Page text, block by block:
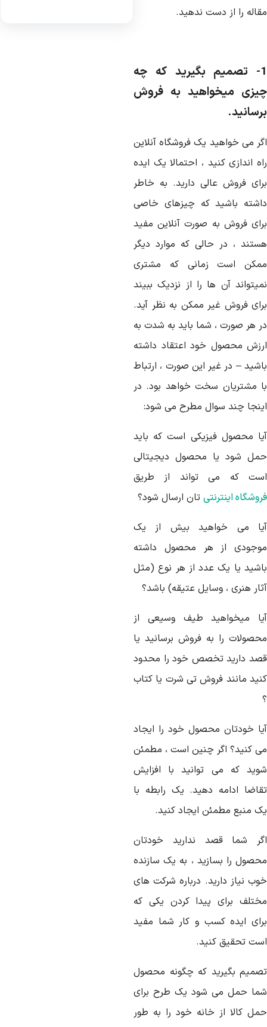
را از دست ندهید.
1- تصمیم بگیرید که چه
میخواهید به فروش
می خواهید یک فروشگاه آنلاین
اندازی کنید ، احتمالا یک ایده
فروش عالی دارید. به خاطر
باشید که چیزهای خاصی
فروش به صورت آنلاین مفید
، در حالی که موارد دیگر
است زمانی که مشتری
آن ها را از نزدیک ببیند
فروش غیر ممکن به نظر آید.
هر صورت ، شما باید به شدت به
محصول خود اعتقاد داشته
– در غیر این صورت ، ارتباط
مشتریان سخت خواهد بود. در
چند سوال مطرح می شود:
محصول فیزیکی است که باید
شود یا محصول دیجیتالی
که می تواند از طریق
اینترنتیتان ارسال شود؟
می خواهید بیش از یک
از هر محصول داشته
یا یک عدد از هر نوع (مثل
هنری ، وسایل عتیقه) باشد؟
میخواهید طیف وسیعی از
را به فروش برسانید یا
دارید تخصص خود را محدود
مانند فروش تی شرت یا کتاب
خودتان محصول خود را ایجاد
کنید؟ اگر چنین است ، مطمئن
که می توانید با افزایش
ادامه دهید. یک رابطه با
منبع مطمئن ایجاد کنید.
شما قصد ندارید خودتان
را بسازید ، به یک سازنده
نیاز دارید. درباره شرکت های
برای پیدا کردن یکی که
ایده کسب و کار شما مفید
تحقیق کنید.
بگیرید که چگونه محصول
حمل می شود یک طرح برای
کالا از خانه خود را به طور